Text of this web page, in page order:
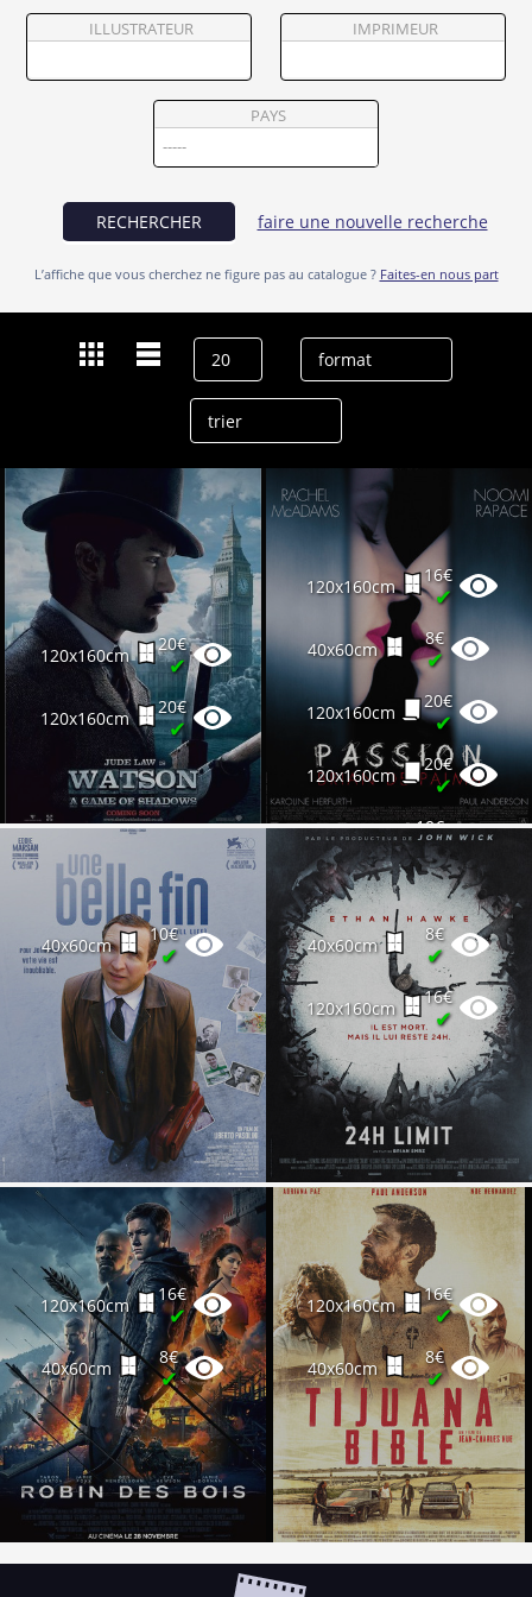
Vendre
ILLUSTRATEUR IMPRIMEUR
PAYS
RECHERCHER faire une nouvelle recherche
L’affiche que vous cherchez ne figure pas au catalogue ? Faites-en nous part
120x160cm
20€
✔
120x160cm
20€
✔
120x160cm
16€
✔
40x60cm
8€
✔
120x160cm
20€
✔
120x160cm
20€
✔
40x60cm
10€
✔
40x60cm
10€
✔ 40x60cm
8€
✔
120x160cm
16€
✔
120x160cm
16€
✔
40x60cm
8€
✔
120x160cm
16€
✔
40x60cm
8€
✔